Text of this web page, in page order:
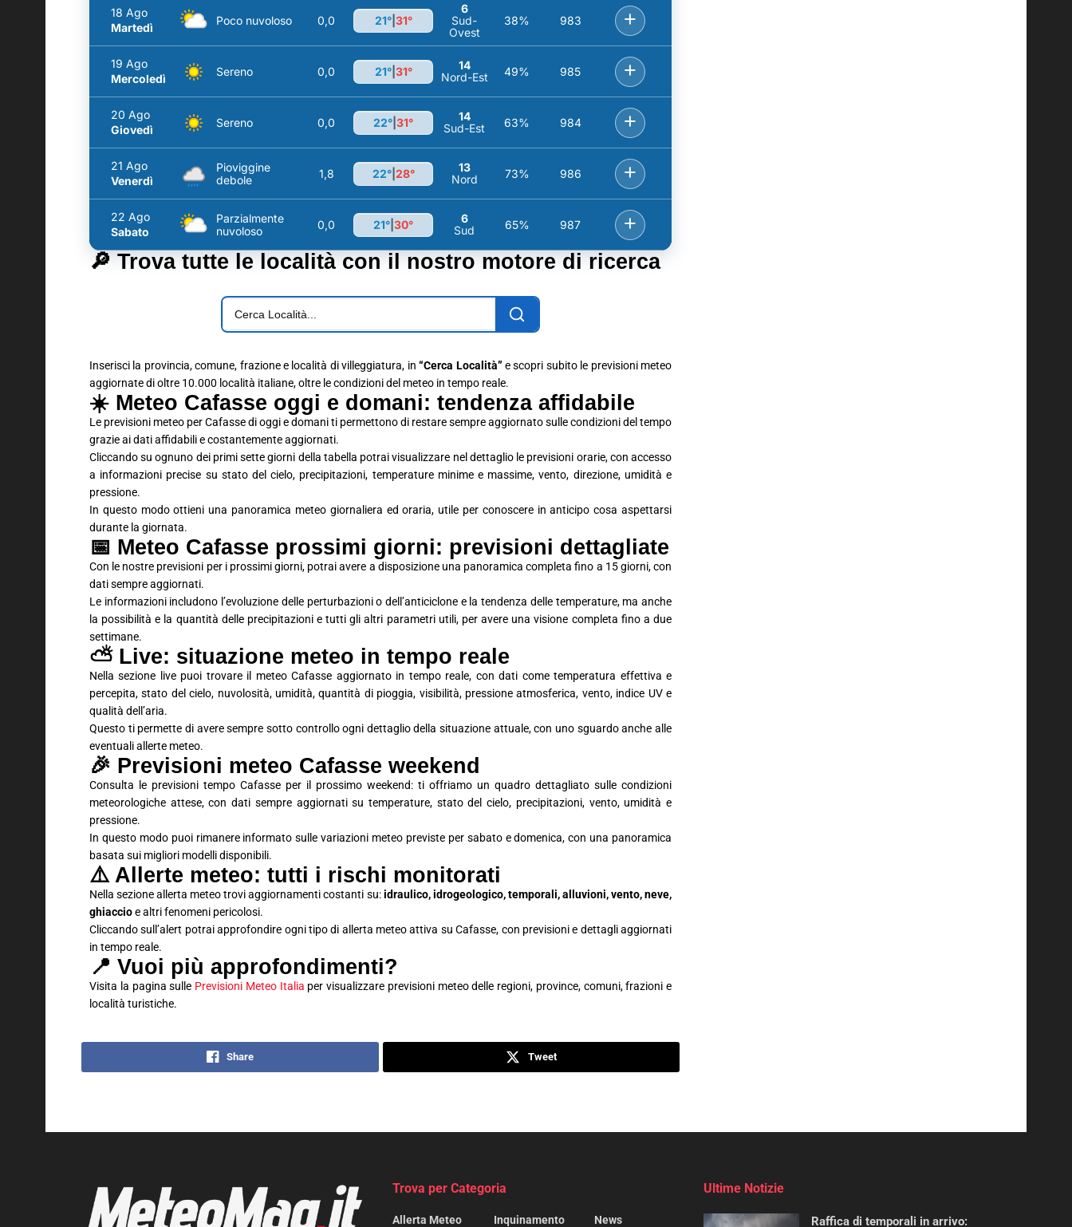
18 Ago
Martedì
Poco nuvoloso 0,0 21°| 31°
6
Sud-
Ovest
38% 983 +
19 Ago
Mercoledì
Sereno 0,0 21°| 31°
14
Nord-Est
49% 985 +
20 Ago
Giovedì
Sereno 0,0 22° 31°
14
Sud-Est
63% 984 +
21 Ago
Venerdì
Pioviggine
debole
1,8 22°| 28°
13
Nord
73% 986 +
22 Ago
Sabato
Parzialmente
nuvoloso
0,0 21° 30°
6
Sud
65% 987 +
🔎 Trova tutte le località con il nostro motore di ricerca
Inserisci la provincia, comune, frazione e località di villeggiatura, in“Cerca Località” e scopri subito le previsioni meteo
aggiornate di oltre 10.000 località italiane, oltre le condizioni del meteo in tempo reale.
☀️ Meteo Cafasse oggi e domani: tendenza affidabile
Le previsioni meteo per Cafasse di oggi e domani ti permettono di restare sempre aggiornato sulle condizioni del tempo
grazie ai dati affidabili e costantemente aggiornati.
Cliccando su ognuno dei primi sette giorni della tabella potrai visualizzare nel dettaglio le previsioni orarie, con accesso
a informazioni precise su stato del cielo, precipitazioni, temperature minime e massime, vento, direzione, umidità e
pressione.
In questo modo ottieni una panoramica meteo giornaliera ed oraria, utile per conoscere in anticipo cosa aspettarsi
durante la giornata.
📅 Meteo Cafasse prossimi giorni: previsioni dettagliate
Con le nostre previsioni per i prossimi giorni, potrai avere a disposizione una panoramica completa fino a 15 giorni, con
dati sempre aggiornati.
Le informazioni includono l’evoluzione delle perturbazioni o dell’anticiclone e la tendenza delle temperature, ma anche
la possibilità e la quantità delle precipitazioni e tutti gli altri parametri utili, per avere una visione completa fino a due
settimane.
⛅ Live: situazione meteo in tempo reale
Nella sezione live puoi trovare il meteo Cafasse aggiornato in tempo reale, con dati come temperatura effettiva e
percepita, stato del cielo, nuvolosità, umidità, quantità di pioggia, visibilità, pressione atmosferica, vento, indice UV e
qualità dell’aria.
Questo ti permette di avere sempre sotto controllo ogni dettaglio della situazione attuale, con uno sguardo anche alle
eventuali allerte meteo.
🎉 Previsioni meteo Cafasse weekend
Consulta le previsioni tempo Cafasse per il prossimo weekend: ti offriamo un quadro dettagliato sulle condizioni
meteorologiche attese, con dati sempre aggiornati su temperature, stato del cielo, precipitazioni, vento, umidità e
pressione.
In questo modo puoi rimanere informato sulle variazioni meteo previste per sabato e domenica, con una panoramica
basata sui migliori modelli disponibili.
⚠️ Allerte meteo: tutti i rischi monitorati
Nella sezione allerta meteo trovi aggiornamenti costanti su:idraulico, idrogeologico, temporali, alluvioni, vento, neve,
ghiaccioe altri fenomeni pericolosi.
Cliccando sull’alert potrai approfondire ogni tipo di allerta meteo attiva su Cafasse, con previsioni e dettagli aggiornati
in tempo reale.
📍 Vuoi più approfondimenti?
Visita la pagina sulle Previsioni Meteo Italia per visualizzare previsioni meteo delle regioni, province, comuni, frazioni e
località turistiche.
Share Tweet
Trova per Categoria
Allerta Meteo
Inquinamento
News
Ultime Notizie
Raffica di temporali in arrivo: